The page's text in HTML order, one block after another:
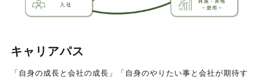
キャリアパス
「自身の成長と会社の成長」「自身のやりたい事と会社が期待す